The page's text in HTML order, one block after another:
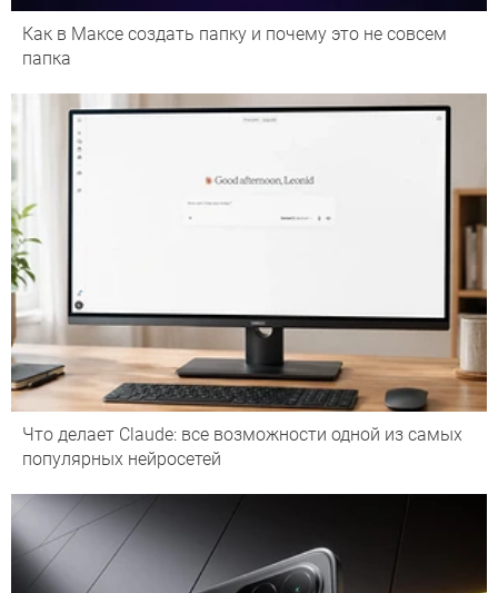
Как в Максе создать папку и почему это не совсем
папка
Что делает Сlaude: все возможности одной из самых
популярных нейросетей